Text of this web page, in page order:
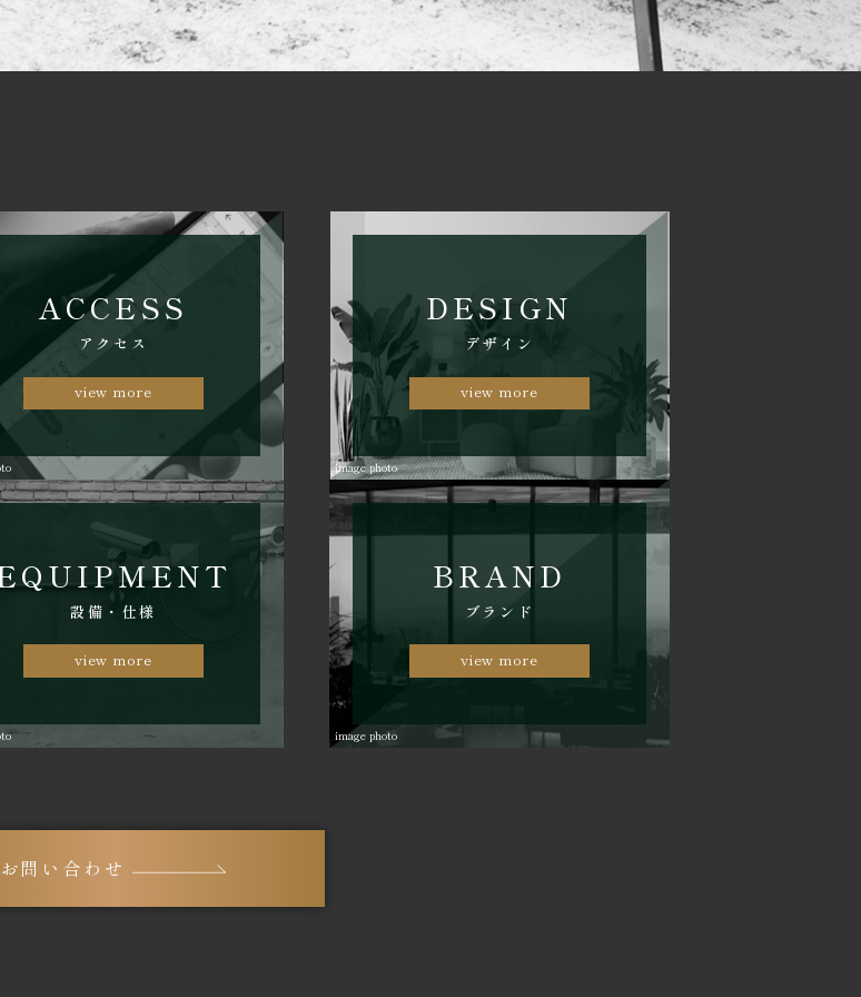
ACCESS
アクセス
view more
DESIGN
デザイン
view more
image photo
設備・仕様
view more
BRAND
ブランド
view more
image photo
お問い合わせ